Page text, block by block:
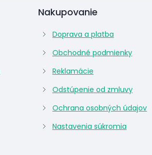
Nakupovanie
Doprava a platba
Obchodné podmienky
Reklamácie
Odstúpenie od zmluvy
Ochrana osobných údajov
Nastavenia súkromia